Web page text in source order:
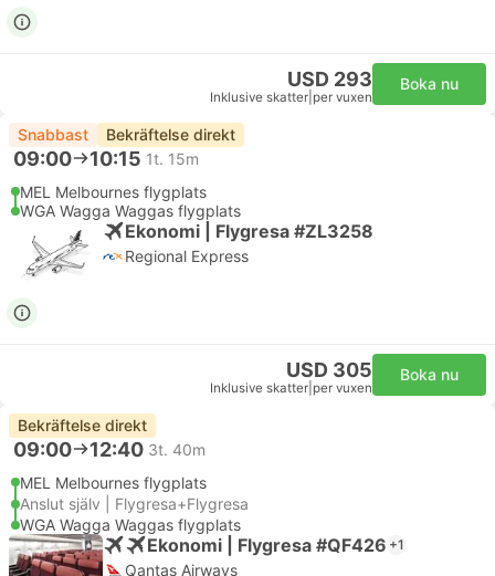
USD 293
Inklusive skatter per vuxen
Boka nu
Snabbast Bekräftelse direkt
09:00 10:15 1t. 15m
MEL Melbournes flygplats
WGA Wagga Waggas flygplats
Ekonomi | Flygresa #ZL3258
Regional Express
USD 305
Inklusive skatter per vuxen
Boka nu
Bekräftelse direkt
09:00 12:40 3t. 40m
MEL Melbournes flygplats
Anslut själv | Flygresa+Flygresa
WGA Wagga Waggas flygplats
Ekonomi | Flygresa #QF426 +1
Qantas Airways